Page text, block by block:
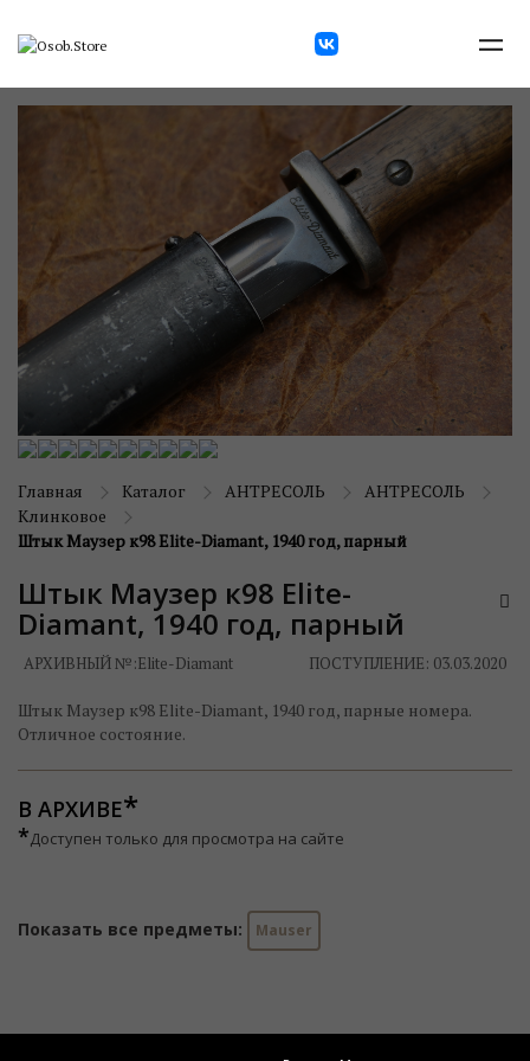
Главная Каталог АНТРЕСОЛЬ
АНТРЕСОЛЬ
Клинковое
Штык Маузер к98 Elite-Diamant, 1940 год, парный
Штык Маузер к98 Elite-
Diamant, 1940 год, парный
АРХИВНЫЙ №:Elite-Diamant ПОСТУПЛЕНИЕ: 03.03.2020
Штык Маузер к98 Elite-Diamant, 1940 год, парные номера.
Отличное состояние.
В АРХИВЕ
*Доступен только для просмотра на сайте
Показать все предметы: Mauser